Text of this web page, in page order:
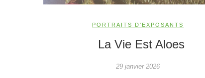
PORTRAITS D'EXPOSANTS
La Vie Est Aloes
29 janvier 2026